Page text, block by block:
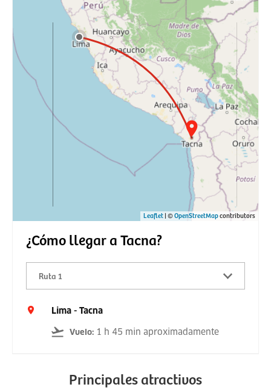
Leaflet | ©OpenStreetMapcontributors
¿Cómo llegar a Tacna?
Ruta 1
Lima - Tacna
Vuelo: 1 h 45 min aproximadamente
Principales atractivos